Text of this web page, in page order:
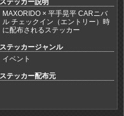
MAXORIDO × 平手晃平 CARニバ
ル チェックイン（エントリー）時
に配布されるステッカー
ステッカージャンル
イベント
ステッカー配布元